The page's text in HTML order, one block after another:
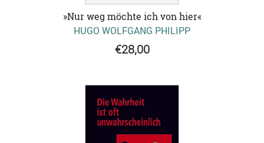
»Nur weg möchte ich von hier«
HUGO WOLFGANG PHILIPP
€28,00